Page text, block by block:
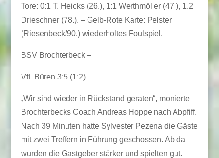
Tore: 0:1 T. Heicks (26.), 1:1 Werthmöller (47.), 1.2
Drieschner (78.). – Gelb-Rote Karte: Pelster
(Riesenbeck/90.) wiederholtes Foulspiel.
BSV Brochterbeck –
VfL Büren 3:5 (1:2)
„Wir sind wieder in Rückstand geraten“, monierte
Brochterbecks Coach Andreas Hoppe nach Abpfiff.
Nach 39 Minuten hatte Sylvester Pezena die Gäste
mit zwei Treffern in Führung geschossen. Ab da
wurden die Gastgeber stärker und spielten gut.